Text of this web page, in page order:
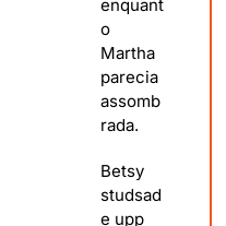
enquant
o
Martha
parecia
assomb
rada.
Betsy
studsad
e upp